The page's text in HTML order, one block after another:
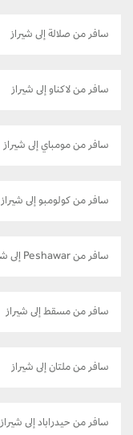
سافر من صلالة إلى شيراز
سافر من لاكناو إلى شيراز
سافر من مومباي إلى شيراز
سافر من كولومبو إلى شيراز
سافر من Peshawar إلى شيراز
سافر من مسقط إلى شيراز
سافر من ملتان إلى شيراز
سافر من حيدراباد إلى شيراز